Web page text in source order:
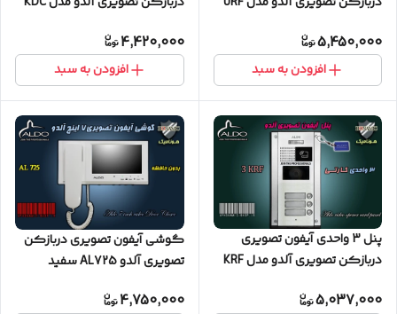
5,450,000
افزودن به سبد
4,420,000
افزودن به سبد
پنل 3 واحدی آیفون تصویری
دربازکن تصویری آلدو مدل KRF
5,037,000
گوشی آیفون تصویری دربازکن
تصویری آلدو AL725 سفید
4,750,000